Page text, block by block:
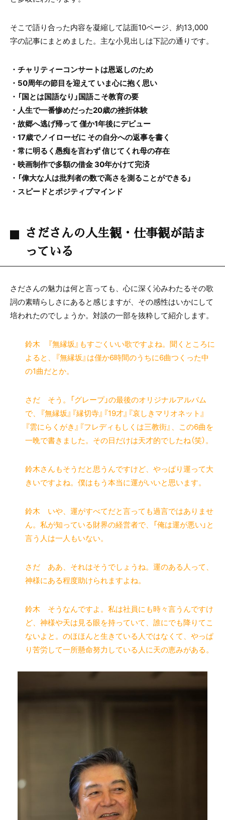
そこで語り合った内容を凝縮して誌面10ページ、約13,000
字の記事にまとめました。主な小見出しは下記の通りです。
・チャリティーコンサートは恩返しのため
・50周年の節目を迎えて いま心に抱く思い
・「国とは国語なり」国語こそ教育の要
・人生で一番惨めだった20歳の挫折体験
・故郷へ逃げ帰って 僅か1年後にデビュー
・17歳でノイローゼに その自分への返事を書く
・常に明るく愚痴を言わず 信じてくれ母の存在
・映画制作で多額の借金 30年かけて完済
・「偉大な人は批判者の数で高さを測ることができる」
・スピードとポジティブマインド
さださんの人生観・仕事観が詰ま
っている
さださんの魅力は何と言っても、心に深く沁みわたるその歌
詞の素晴らしさにあると感じますが、その感性はいかにして
培われたのでしょうか。対談の一部を抜粋して紹介します。
鈴木 『無縁坂』もすごくいい歌ですよね。聞くところに
よると、『無縁坂』は僅か6時間のうちに6曲つくった中
の1曲だとか。
さだ そう。「グレープ」の最後のオリジナルアルバム
で、『無縁坂』『縁切寺』『19才』『哀しきマリオネット』
『雲にらくがき』『フレディもしくは三教街』、この6曲を
一晩で書きました。その日だけは天才的でしたね（笑）。
鈴木さんもそうだと思うんですけど、やっぱり運って大
きいですよね。僕はもう本当に運がいいと思います。
鈴木 いや、運がすべてだと言っても過言ではありませ
ん。私が知っている財界の経営者で、「俺は運が悪い」と
言う人は一人もいない。
さだ ああ、それはそうでしょうね。運のある人って、
神様にある程度助けられますよね。
鈴木 そうなんですよ。私は社員にも時々言うんですけ
ど、神様や天は見る眼を持っていて、誰にでも降りてこ
ないよと。のほほんと生きている人ではなくて、やっぱ
り苦労して一所懸命努力している人に天の恵みがある。